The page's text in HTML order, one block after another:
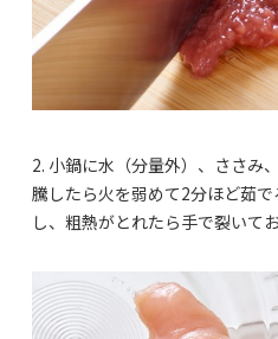
2. 小鍋に水（分量外）、ささみ
騰したら火を弱めて2分ほど茹
し、粗熱がとれたら手で裂いてお